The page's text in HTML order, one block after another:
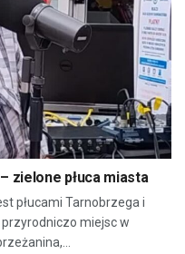
zielone płuca miasta
płucami Tarnobrzega i
miejsc w